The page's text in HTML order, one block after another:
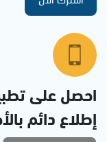
احصل على
إطلاع دائم